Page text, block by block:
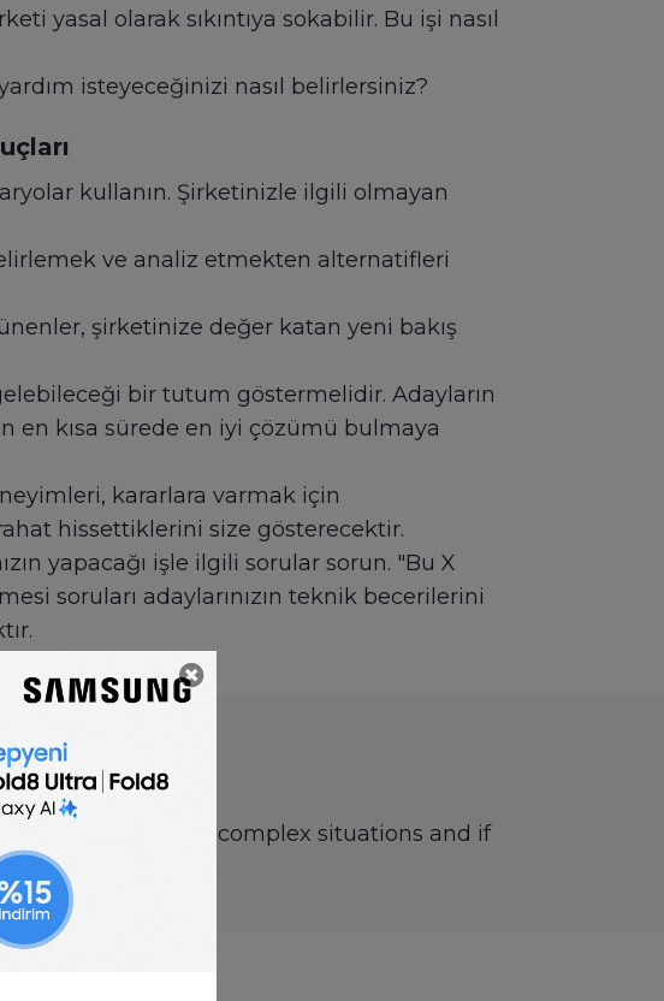
yasal olarak sıkıntıya sokabilir. Bu işi nasıl
isteyeceğinizi nasıl belirlersiniz?
kullanın. Şirketinizle ilgili olmayan
ve analiz etmekten alternatifleri
şirketinize değer katan yeni bakış
bir tutum göstermelidir. Adayların
kısa sürede en iyi çözümü bulmaya
kararlara varmak için
hissettiklerini size gösterecektir.
yapacağı işle ilgili sorular sorun. "Bu X
soruları adaylarınızın teknik becerilerini
approach complex situations and if